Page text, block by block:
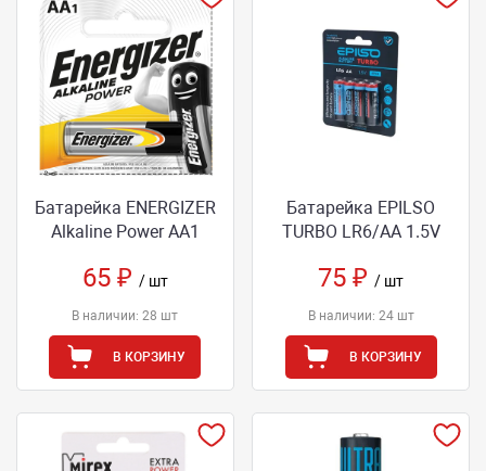
Батарейка ENERGIZER
Alkaline Power AA1
65 ₽ / шт
В наличии: 28 шт
В КОРЗИНУ
Батарейка EPILSO
TURBO LR6/AA 1.5V
75 ₽/ шт
В наличии: 24 шт
В КОРЗИНУ